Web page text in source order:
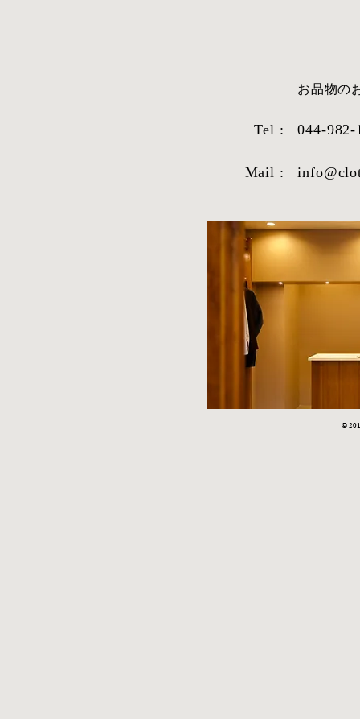
お品物の
Tel : 044-982-
Mail :
©